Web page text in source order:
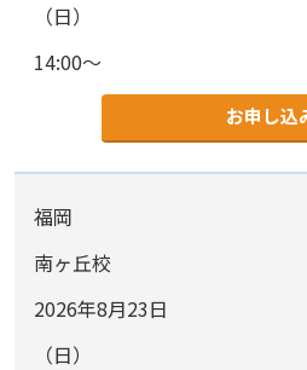
（日）
14:00～
お申し込
福岡
南ヶ丘校
2026年8月23日
（日）